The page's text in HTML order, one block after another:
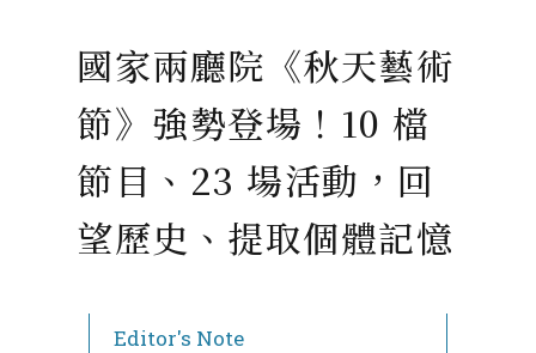
國家兩廳院《秋天藝術
節》強勢登場！10 檔
節目、23 場活動，回
望歷史、提取個體記憶
Editor's Note